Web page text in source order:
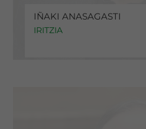
IÑAKI ANASAGASTI
IRITZIA